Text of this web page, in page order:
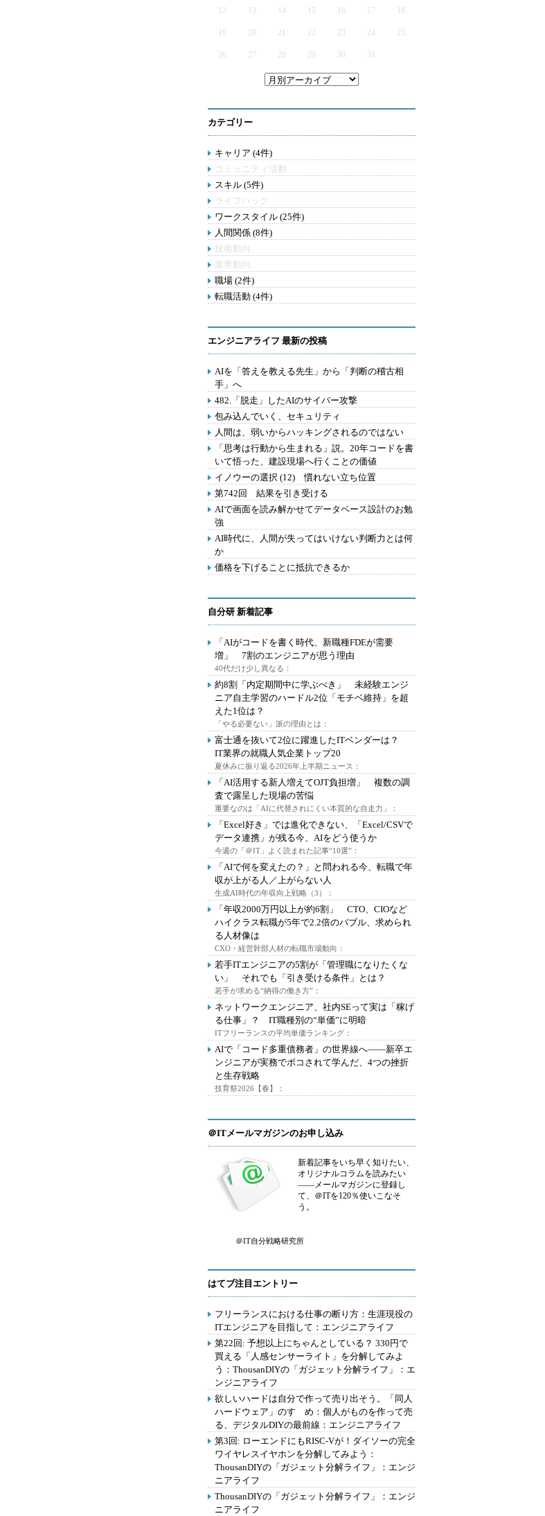
12 13 14 15 16 17
19 20 21 22 23 24 25
26 27 28 29 30 31
カテゴリー
キャリア (4件)
コミュニティ活動
スキル (5件)
ライフハック
ワークスタイル (25件)
人間関係 (8件)
技術動向
業界動向
職場 (2件)
転職活動 (4件)
エンジニアライフ 最新の投稿
AIを「答えを教える先生」から「判断の稽古相
手」へ
482.「脱走」したAIのサイバー攻撃
包み込んでいく、セキュリティ
人間は、弱いからハッキングされるのではない
「思考は行動から生まれる」説。20年コードを書
いて悟った、建設現場へ行くことの価値
イノウーの選択 (12) 慣れない立ち位置
第742回 結果を引き受ける
AIで画面を読み解かせてデータベース設計のお勉
強
AI時代に、人間が失ってはいけない判断力とは何
か
価格を下げることに抵抗できるか
自分研 新着記事
「AIがコードを書く時代、新職種FDEが需要
増」 7割のエンジニアが思う理由
40代だけ少し異なる：
約8割「内定期間中に学ぶべき」 未経験エンジ
ニア自主学習のハードル2位「モチベ維持」を超
えた1位は？
「やる必要ない」派の理由とは：
富士通を抜いて2位に躍進したITベンダーは？
IT業界の就職人気企業トップ20
夏休みに振り返る2026年上半期ニュース：
「AI活用する新人増えてOJT負担増」 複数の調
査で露呈した現場の苦悩
重要なのは「AIに代替されにくい本質的な自走力」：
「Excel好き」では進化できない、「Excel/CSVで
データ連携」が残る今、AIをどう使うか
今週の「＠IT」よく読まれた記事“10選”：
「AIで何を変えたの？」と問われる今、転職で年
収が上がる人／上がらない人
生成AI時代の年収向上戦略（3）：
「年収2000万円以上が約6割」 CTO、CIOなど
ハイクラス転職が5年で2.2倍のバブル、求められ
る人材像は
CXO・経営幹部人材の転職市場動向：
若手ITエンジニアの5割が「管理職になりたくな
い」 それでも「引き受ける条件」とは？
若手が求める“納得の働き方”：
ネットワークエンジニア、社内SEって実は「稼げ
る仕事」？ IT職種別の“単価”に明暗
ITフリーランスの平均単価ランキング：
AIで「コード多重債務者」の世界線へ――新卒エ
ンジニアが実務でボコされて学んだ、4つの挫折
と生存戦略
技育祭2026【春】：
＠ITメールマガジンのお申し込み
新着記事をいち早く知りたい、
オリジナルコラムを読みたい
――メールマガジンに登録し
て、＠ITを120％使いこなそ
う。
＠IT自分戦略研究所
はてブ注目エントリー
フリーランスにおける仕事の断り方：生涯現役の
ITエンジニアを目指して：エンジニアライフ
第22回: 予想以上にちゃんとしている？ 330円で
買える「人感センサーライト」を分解してみよ
う：ThousanDIYの「ガジェット分解ライフ」：エ
ンジニアライフ
欲しいハードは自分で作って売り出そう。「同人
ハードウェア」のすゝめ：個人がものを作って売
る、デジタルDIYの最前線：エンジニアライフ
第3回: ローエンドにもRISC-Vが！ダイソーの完全
ワイヤレスイヤホンを分解してみよう：
ThousanDIYの「ガジェット分解ライフ」：エンジ
ニアライフ
ThousanDIYの「ガジェット分解ライフ」：エンジ
ニアライフ